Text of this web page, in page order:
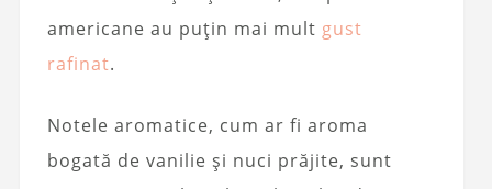
americane au puțin mai mult gust
rafinat.
Notele aromatice, cum ar fi aroma
bogată de vanilie și nuci prăjite, sunt